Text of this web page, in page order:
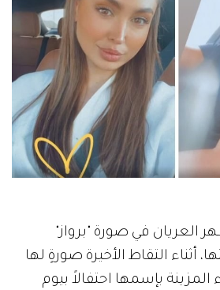
العريان في صورة "برواز"
أثناء التقاط الأخيرة صورةٍ لها
المزينة بإسمها احتفالاً بيوم